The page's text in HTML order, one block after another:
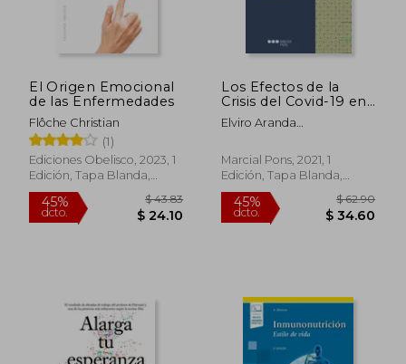
45%
El Origen Emocional
de las Enfermedades
Flôche Christian
(1)
Ediciones Obelisco, 2023, 1
Edición, Tapa Blanda,
Nuevo
Los Efectos de la
Crisis del Covid-19 en
el Derecho
Constitucional
Unión Europea: Una
Oportunidad Para
Entre. Y Gasto
Público (Debates
Elviro Aranda
Marcial Pons, 2021, 1
Edición, Tapa Blanda,
Nuevo